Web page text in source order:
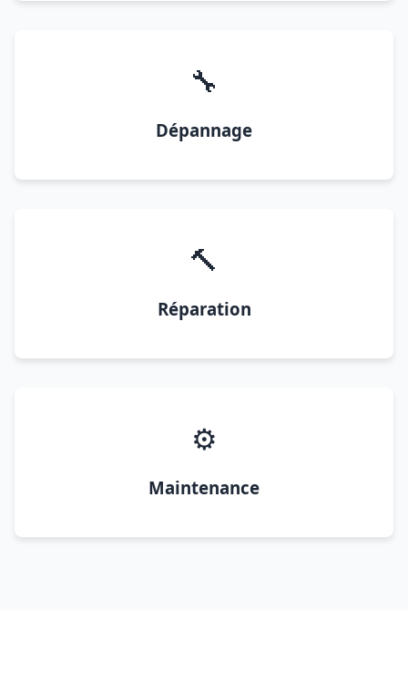
🔧
Dépannage
🔨
Réparation
⚙️
Maintenance